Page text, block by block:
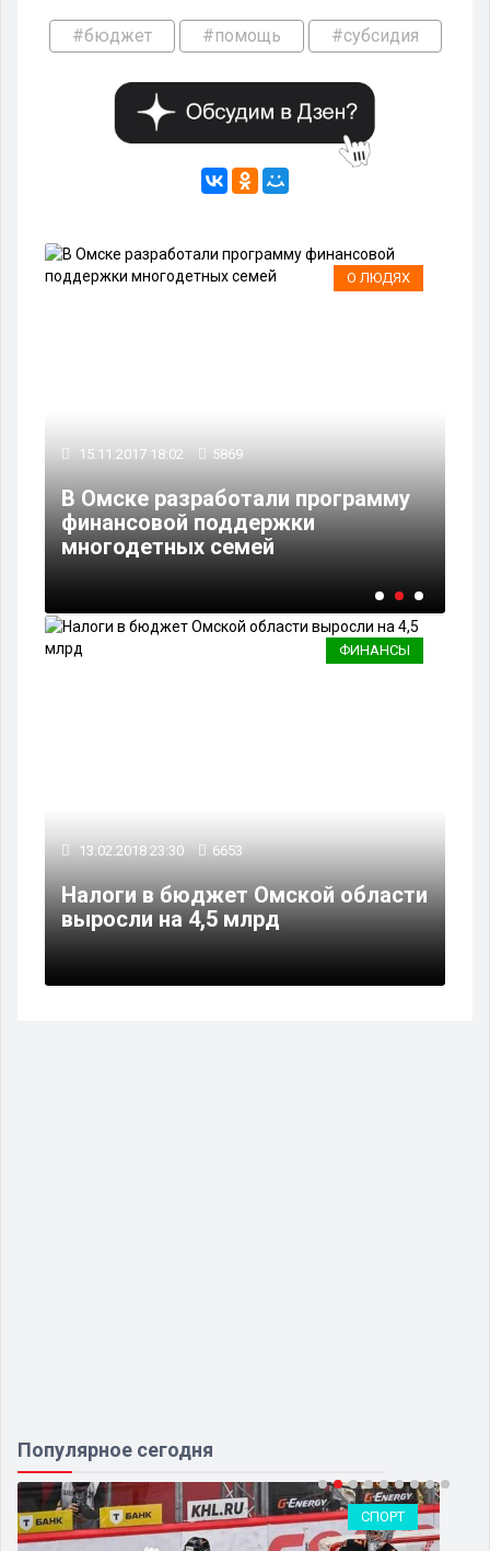
#бюджет #помощь #субсидия
О ЛЮДЯХ
15.11.2017 18:02 5869
В Омске разработали программу
финансовой поддержки
многодетных семей
ФИНАНСЫ
13.02.2018 23:30 6653
Налоги в бюджет Омской области
выросли на 4,5 млрд
Популярное сегодня
СПОРТ